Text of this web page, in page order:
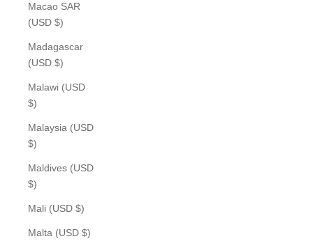
Macao SAR
(USD $)
Madagascar
(USD $)
Malawi (USD
$)
Malaysia (USD
$)
Maldives (USD
$)
Mali (USD $)
Malta (USD $)